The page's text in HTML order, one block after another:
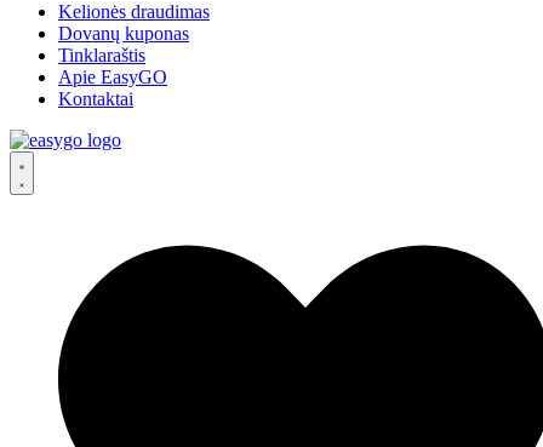
Kelionės draudimas
Dovanų kuponas
Tinklaraštis
Apie EasyGO
Kontaktai